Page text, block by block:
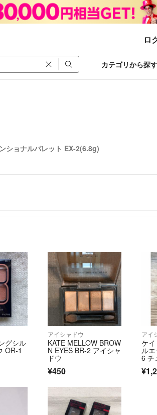
ロ
カテゴリから探す
ショナルパレット EX-2(6.8g)
グシル
OR-1
アイシャドウ
KATE MELLOW BROW
N EYES BR-2 アイシャ
ドウ
¥450
アイ
ケ
ル
6 チ
プ